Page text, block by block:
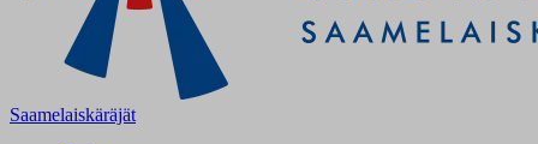
Saamelaiskäräjät